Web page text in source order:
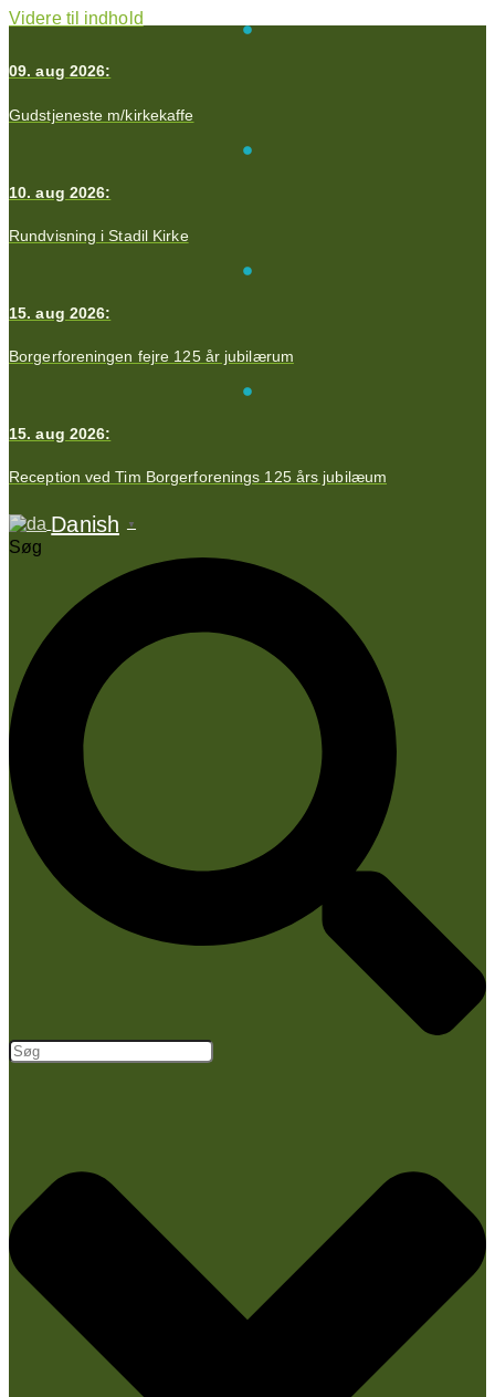
Videre til indhold
09. aug 2026:
Gudstjeneste m/kirkekaffe
10. aug 2026:
Rundvisning i Stadil Kirke
15. aug 2026:
Borgerforeningen fejre 125 år jubilærum
15. aug 2026:
Reception ved Tim Borgerforenings 125 års jubilæum
Danish ▼
Søg